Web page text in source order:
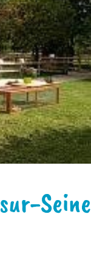
Seine